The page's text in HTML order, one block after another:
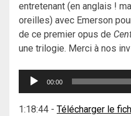
entretenant (en anglais !
oreilles) avec Emerson
de ce premier opus de
une trilogie. Merci à nos
Lecteur
00:00
1:18:44 - Télécharger le